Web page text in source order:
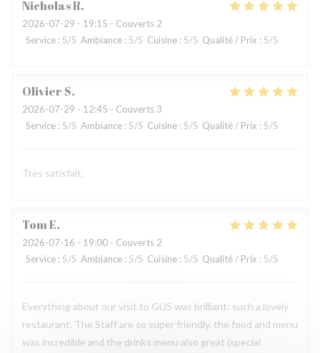
NicholasR
2026-07-29 - 19:15 - Couverts 2
Service : 5/5 Ambiance : 5/5 Cuisine : 5/5 Qualité / Prix : 5/5
Olivier S
2026-07-29 - 12:45 - Couverts 3
Service : 5/5 Ambiance : 5/5 Cuisine : 5/5 Qualité / Prix : 5/5
Très satisfait.
TomE
2026-07-16 - 19:00 - Couverts 2
Service : 5/5 Ambiance : 5/5 Cuisine : 5/5 Qualité / Prix : 5/5
Everything about our visit to GUS was brilliant: such a lovely
restaurant. The Staff are so super friendly, the food and menu
was incredible and the drinks menu also great (special